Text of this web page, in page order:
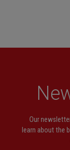
Our
learn about the